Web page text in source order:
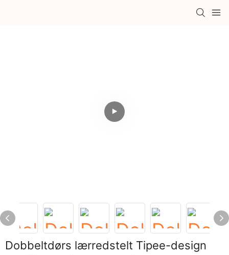
Dobbeltdørs lærredstelt Tipee-design